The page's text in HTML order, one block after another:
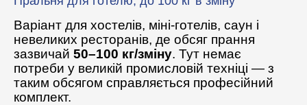
Варіант для хостелів, міні-готелів, саун і
невеликих ресторанів, де обсяг прання
зазвичай 50–100 кг/зміну. Тут немає
потреби у великій промисловій техніці — з
таким обсягом справляється професійний
комплект.